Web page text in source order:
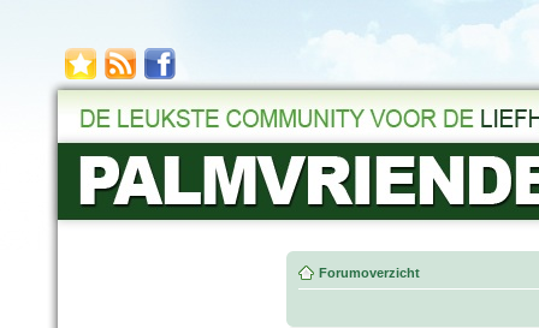
Forumoverzicht